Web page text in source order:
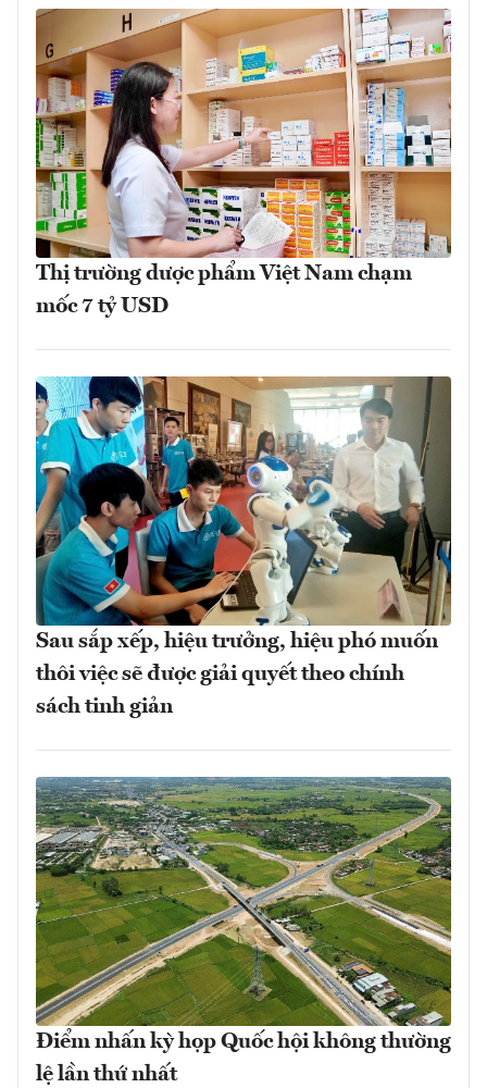
Thị trường dược phẩm Việt Nam chạm
mốc 7 tỷ USD
Sau sắp xếp, hiệu trưởng, hiệu phó muốn
thôi việc sẽ được giải quyết theo chính
sách tinh giản
Điểm nhấn kỳ họp Quốc hội không thường
lệ lần thứ nhất